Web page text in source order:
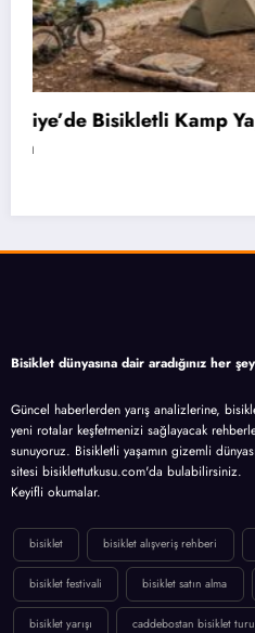
Bahçelievler’de 2 Bin
Bisiklet dünyasına dair aradığınız her
Güncel haberlerden yarış analizlerine,
yeni rotalar keşfetmenizi sağlayacak
sunuyoruz. Bisikletli yaşamın gizemli
sitesi bisiklettutkusu.com'da bulabilirsiniz.
Keyifli okumalar.
bisiklet bisiklet alışveriş rehberi
bisiklet festivali bisiklet satın alma
bisiklet yarışı caddebostan bisiklet turu